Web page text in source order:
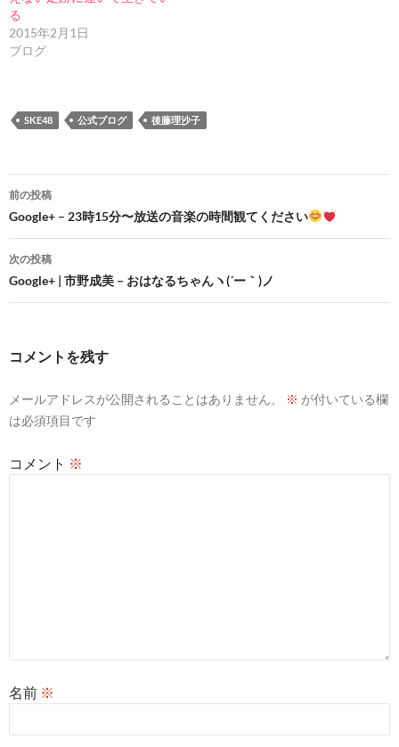
る
2015年2月1日
ブログ
SKE48 公式ブログ 後藤理沙子
投
稿
ナ
ビ
ゲ
ョ
前の投稿
Google+ – 23時15分〜放送の音楽の時間観てください
次の投稿
Google+ | 市野成美 – おはなるちゃんヽ(´ー｀)ノ
コメントを残す
メールアドレスが公開されることはありません。 ※ が付いている欄
は必須項目です
コメント ※
名前 ※